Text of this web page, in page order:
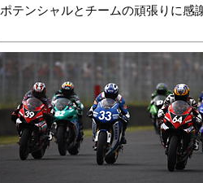
ポテンシャルとチームの頑張りに感